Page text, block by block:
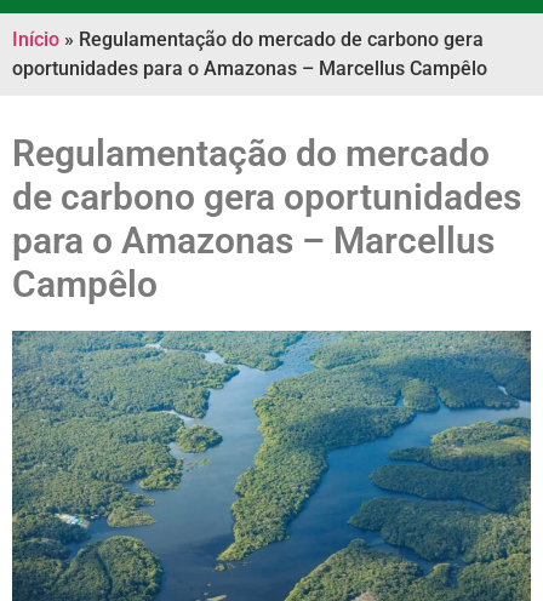
Início » Regulamentação do mercado de carbono gera
oportunidades para o Amazonas – Marcellus Campêlo
Regulamentação do mercado
de carbono gera oportunidades
para o Amazonas – Marcellus
Campêlo